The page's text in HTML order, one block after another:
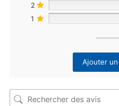
2
1
Ajouter un